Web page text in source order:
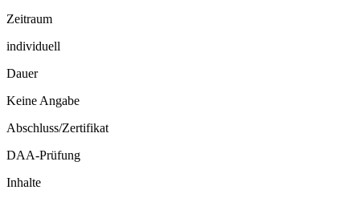
Zeitraum
individuell
Dauer
Keine Angabe
Abschluss/Zertifikat
DAA-Prüfung
Inhalte